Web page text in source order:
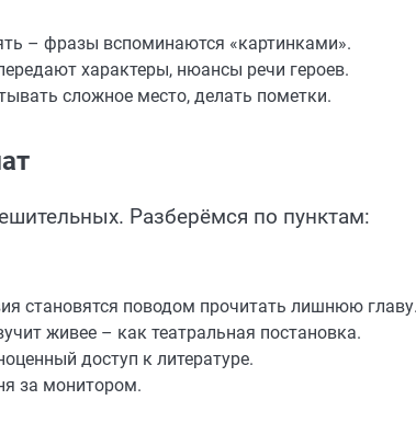
– фразы вспоминаются «картинками».
характеры, нюансы речи героев.
сложное место, делать пометки.
Разберёмся по пунктам:
становятся поводом прочитать лишнюю главу.
живее – как театральная постановка.
доступ к литературе.
за монитором.